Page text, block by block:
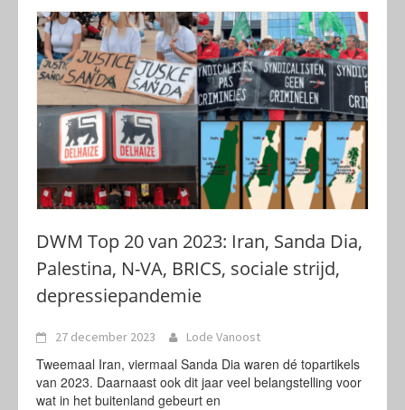
DWM Top 20 van 2023: Iran, Sanda Dia,
Palestina, N-VA, BRICS, sociale strijd,
depressiepandemie
27 december 2023 Lode Vanoost
Tweemaal Iran, viermaal Sanda Dia waren dé topartikels
van 2023. Daarnaast ook dit jaar veel belangstelling voor
wat in het buitenland gebeurt en